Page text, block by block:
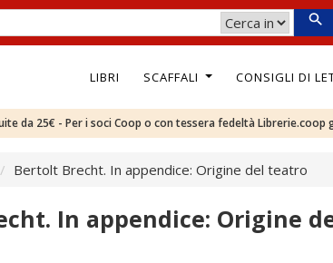
LIBRI SCAFFALI CONSIGLI DI
da 25€ - Per i soci Coop o con tessera fedeltà Librerie.coop
Bertolt Brecht. In appendice: Origine del teatro
In appendice: Origine